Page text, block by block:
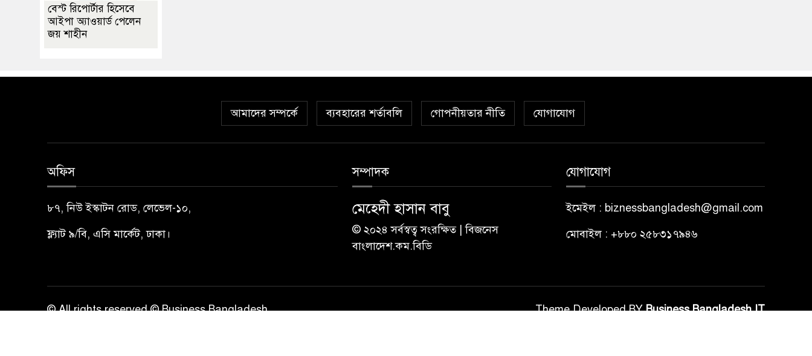
বেস্ট রিপোর্টার হিসেবে
আইপা অ্যাওয়ার্ড পেলেন
জয় শাহীন
আমাদের সম্পর্কে ব্যবহারের শর্তাবলি গোপনীয়তার নীতি যোগাযোগ
অফিস
৮৭, নিউ ইস্কাটন রোড, লেভেল-১০,
ফ্ল্যাট ৯/বি, এসি মার্কেট, ঢাকা।
সম্পাদক
মেহেদী হাসান বাবু
© ২০২৪ সর্বস্বত্ব সংরক্ষিত | বিজনেস
বাংলাদেশ.কম.বিডি
যোগাযোগ
ইমেইল : biznessbangladesh@gmail.com
মোবাইল : +৮৮০ ২৫৮৩১৭৯৪৬
© All rights reserved © Business Bangladesh Theme Developed BYBusiness Bangladesh IT